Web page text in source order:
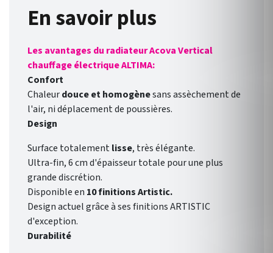
En savoir plus
Les avantages du radiateur Acova Vertical
chauffage électrique ALTIMA:
Confort
Chaleurdouce et homogènesans assèchement de
l'air, ni déplacement de poussières.
Design
Surface totalementlisse, très élégante.
Ultra-fin, 6 cm d'épaisseur totale pour une plus
grande discrétion.
Disponible en 10 finitions Artistic.
Design actuel grâce à ses finitions ARTISTIC
d'exception.
Durabilité